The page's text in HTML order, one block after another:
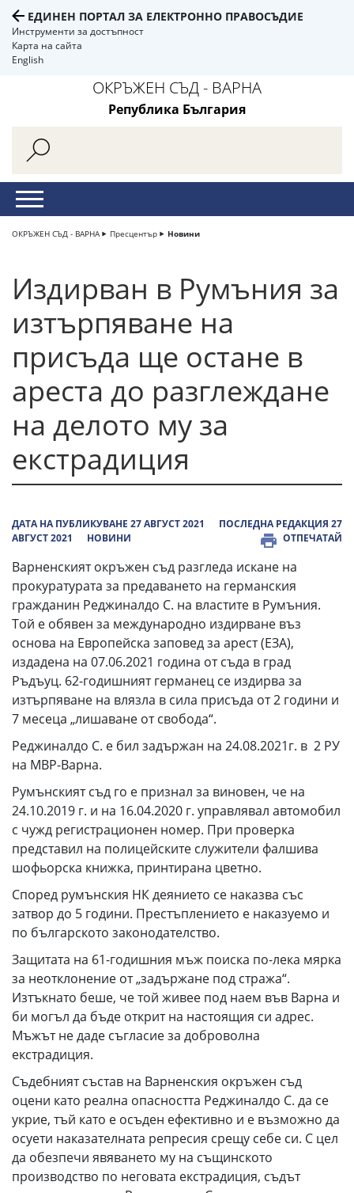
ЕДИНЕН ПОРТАЛ ЗА ЕЛЕКТРОННО ПРАВОСЪДИЕ
Инструменти за достъпност
Карта на сайта
English
ОКРЪЖЕН СЪД - ВАРНА
Република България
ОКРЪЖЕН СЪД - ВАРНА Пресцентър Новини
Издирван в Румъния за
изтърпяване на
присъда ще остане в
ареста до разглеждане
на делото му за
екстрадиция
ДАТА НА ПУБЛИКУВАНЕ 27 АВГУСТ 2021
ПОСЛЕДНА РЕДАКЦИЯ 27
АВГУСТ 2021
НОВИНИ ОТПЕЧАТАЙ
Варненският окръжен съд разгледа искане на
прокуратурата за предаването на германския
гражданин Реджиналдо С. на властите в Румъния.
Той е обявен за международно издирване въз
основа на Европейска заповед за арест (EЗА),
издадена на 07.06.2021 година от съда в град
Ръдъуц. 62-годишният германец се издирва за
изтърпяване на влязла в сила присъда от 2 години и
7 месеца „лишаване от свобода“.
Реджиналдо С. е бил задържан на 24.08.2021г. в 2 РУ
на МВР-Варна.
Румънският съд го е признал за виновен, че на
24.10.2019 г. и на 16.04.2020 г. управлявал автомобил
с чужд регистрационен номер. При проверка
представил на полицейските служители фалшива
шофьорска книжка, принтирана цветно.
Според румънския НК деянието се наказва със
затвор до 5 години. Престъплението е наказуемо и
по българското законодателство.
Защитата на 61-годишния мъж поиска по-лека мярка
за неотклонение от „задържане под стража“.
Изтъкнато беше, че той живее под наем във Варна и
би могъл да бъде открит на настоящия си адрес.
Мъжът не даде съгласие за доброволна
екстрадиция.
Съдебният състав на Варненския окръжен съд
оцени като реална опасността Реджиналдо С. да се
укрие, тъй като е осъден ефективно и е възможно да
осуети наказателната репресия срещу себе си. С цел
да обезпечи явяването му на същинското
производство по неговата екстрадиция, съдът